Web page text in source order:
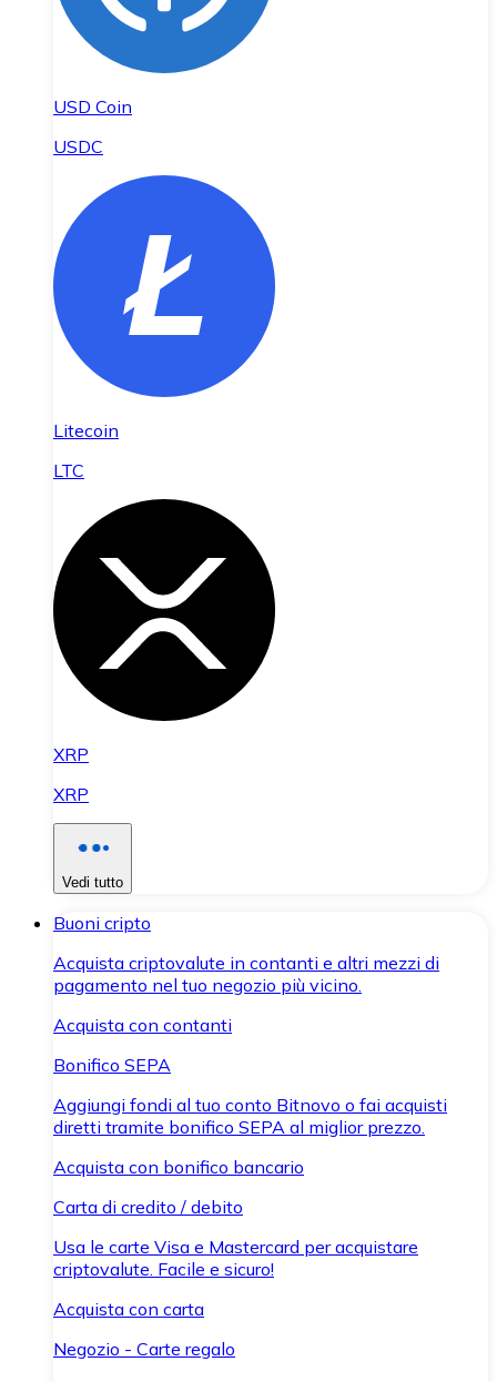
USD Coin
USDC
Litecoin
LTC
XRP
XRP
Vedi tutto
Buoni cripto
Acquista criptovalute in contanti e altri mezzi di
pagamento nel tuo negozio più vicino.
Acquista con contanti
Bonifico SEPA
Aggiungi fondi al tuo conto Bitnovo o fai acquisti
diretti tramite bonifico SEPA al miglior prezzo.
Acquista con bonifico bancario
Carta di credito / debito
Usa le carte Visa e Mastercard per acquistare
criptovalute. Facile e sicuro!
Acquista con carta
Negozio - Carte regalo